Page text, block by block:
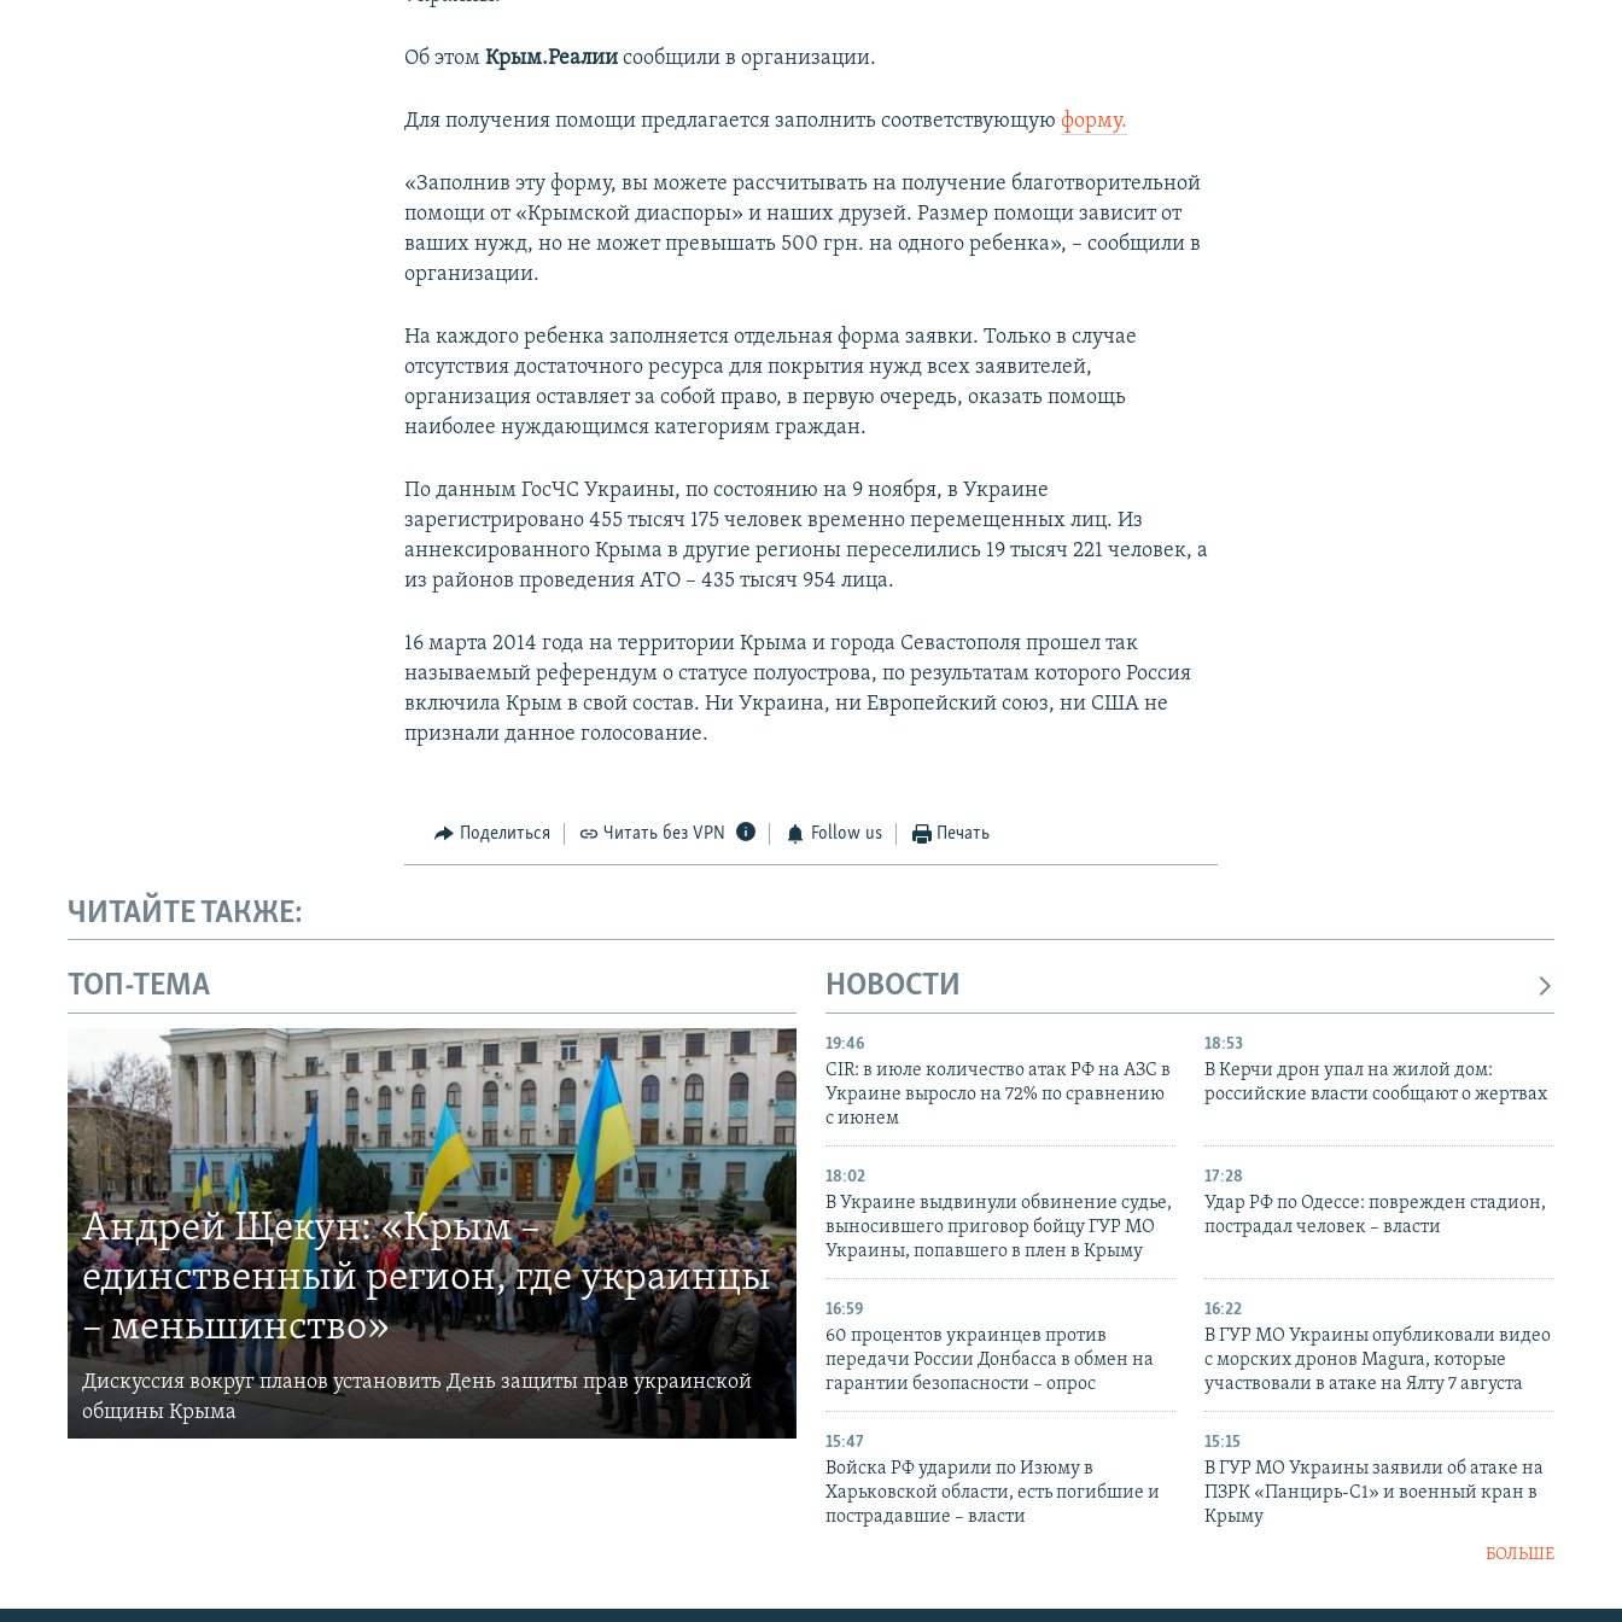
Об этомКрым.Реалии сообщили в организации.
Для получения помощи предлагается заполнить соответствующуюформу.
«Заполнив эту форму, вы можете рассчитывать на получение благотворительной
помощи от «Крымской диаспоры» и наших друзей. Размер помощи зависит от
ваших нужд, но не может превышать 500 грн. на одного ребенка», – сообщили в
организации.
На каждого ребенка заполняется отдельная форма заявки. Только в случае
отсутствия достаточного ресурса для покрытия нужд всех заявителей,
организация оставляет за собой право, в первую очередь, оказать помощь
наиболее нуждающимся категориям граждан.
По данным ГосЧС Украины, по состоянию на 9 ноября, в Украине
зарегистрировано 455 тысяч 175 человек временно перемещенных лиц. Из
аннексированного Крыма в другие регионы переселились 19 тысяч 221 человек, а
из районов проведения АТО – 435 тысяч 954 лица.
16 марта 2014 года на территории Крыма и города Севастополя прошел так
называемый референдум о статусе полуострова, по результатам которого Россия
включила Крым в свой состав. Ни Украина, ни Европейский союз, ни США не
признали данное голосование.
Поделиться Читать без VPN Follow us Печать
ЧИТАЙТЕ ТАКЖЕ:
ТОП-ТЕМА
Андрей Щекун: «Крым –
единственный регион, где украинцы
– меньшинство»
Дискуссия вокруг планов установить День защиты прав украинской
общины Крыма
НОВОСТИ
19:46
CIR: в июле количество атак РФ на АЗС в
Украине выросло на 72% по сравнению
с июнем
18:53
В Керчи дрон упал на жилой дом:
российские власти сообщают о жертвах
18:02
В Украине выдвинули обвинение судье,
выносившего приговор бойцу ГУР МО
Украины, попавшего в плен в Крыму
17:28
Удар РФ по Одессе: поврежден стадион,
пострадал человек – власти
16:59
60 процентов украинцев против
передачи России Донбасса в обмен на
гарантии безопасности – опрос
16:22
В ГУР МО Украины опубликовали видео
с морских дронов Magura, которые
участвовали в атаке на Ялту 7 августа
15:47
Войска РФ ударили по Изюму в
Харьковской области, есть погибшие и
пострадавшие – власти
15:15
В ГУР МО Украины заявили об атаке на
ПЗРК «Панцирь-С1» и военный кран в
Крыму
БОЛЬШЕ